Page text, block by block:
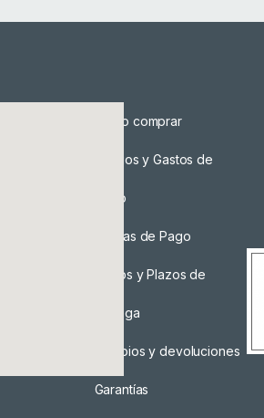
Cómo comprar
Precios y Gastos de
Envío
Formas de Pago
Envíos y Plazos de
Entrega
Cambios y devoluciones
Garantías